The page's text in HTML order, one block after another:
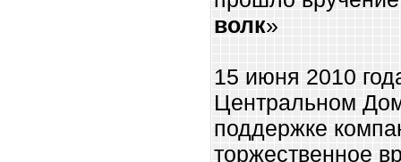
волк»
15 июня 2010
Центральном
поддержке
торжественное